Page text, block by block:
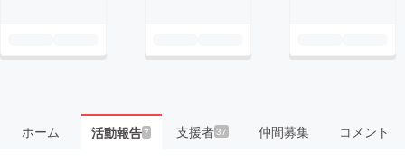
ホーム 活動報告7 支援者37 仲間募集 コメント